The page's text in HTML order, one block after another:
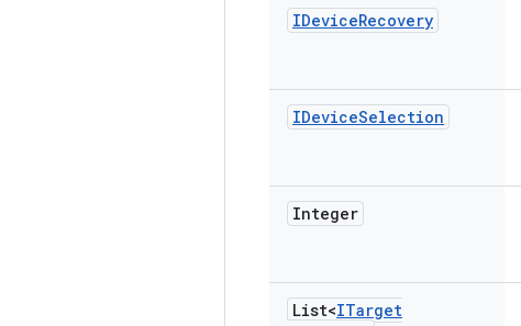
IDeviceRecovery
IDeviceSelection
Integer
List<ITarget